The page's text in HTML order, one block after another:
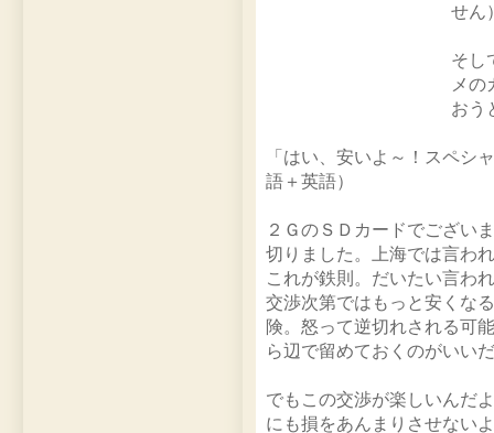
せん
そし
メの
おう
「はい、安いよ～！スペシ
語＋英語）
２ＧのＳＤカードでござい
切りました。上海では言わ
これが鉄則。だいたい言わ
交渉次第ではもっと安くな
険。怒って逆切れされる可
ら辺で留めておくのがいい
でもこの交渉が楽しいんだ
にも損をあんまりさせない